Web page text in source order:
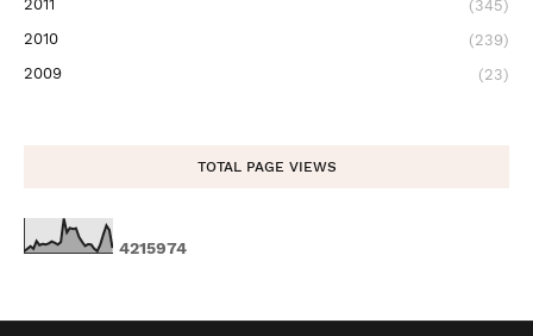
2011
(345)
2010
(239)
2009
(23)
TOTAL PAGE VIEWS
4215974